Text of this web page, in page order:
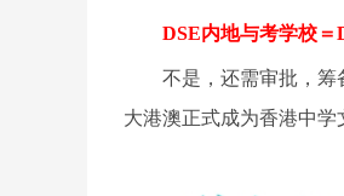
DSE内地与考学校＝
不是，还需审批，筹
大港澳正式成为香港中学